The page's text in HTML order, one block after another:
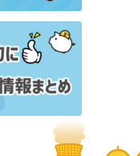
た！東京ガスからレモンガ
ガス料金プランの特徴や評